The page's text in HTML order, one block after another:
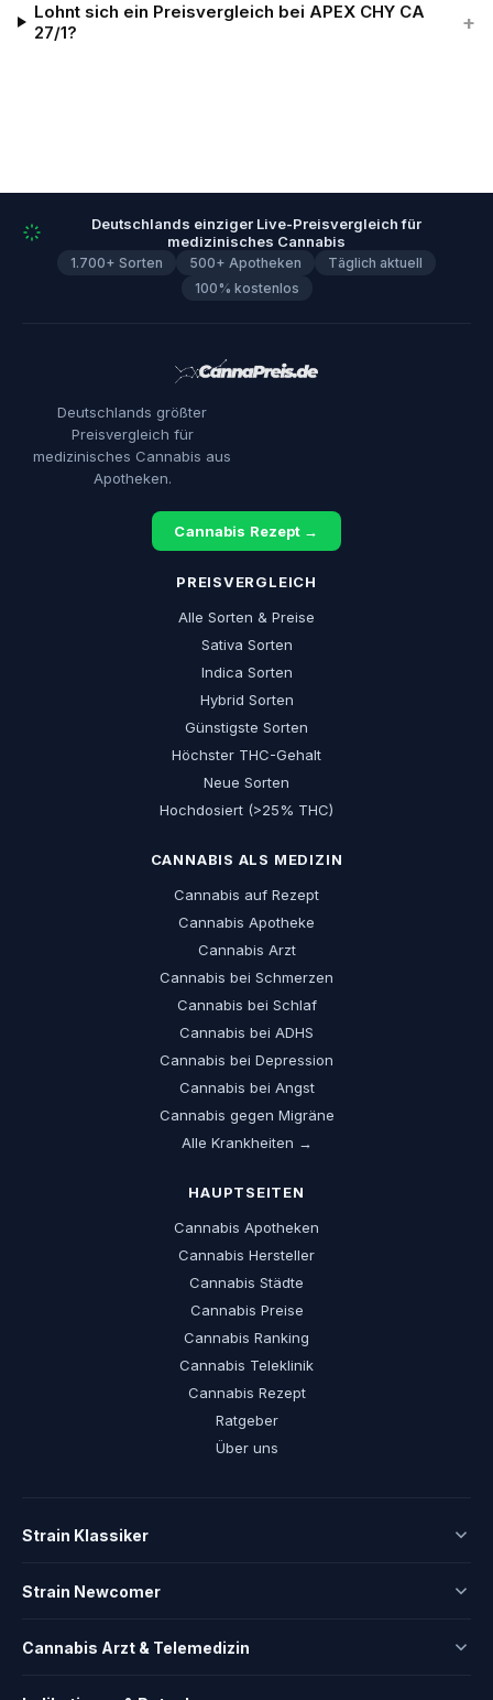
Lohnt sich ein Preisvergleich bei APEX CHY CA
27/1?
+
Deutschlands einziger Live-Preisvergleich für
medizinisches Cannabis
1.700+ Sorten 500+ Apotheken
Täglich aktuell
100% kostenlos
Deutschlands größter
Preisvergleich für
medizinisches Cannabis aus
Apotheken.
Cannabis Rezept →
PREISVERGLEICH
Alle Sorten & Preise
Sativa Sorten
Indica Sorten
Hybrid Sorten
Günstigste Sorten
Höchster THC-Gehalt
Neue Sorten
Hochdosiert (>25% THC)
CANNABIS ALS MEDIZIN
Cannabis auf Rezept
Cannabis Apotheke
Cannabis Arzt
Cannabis bei Schmerzen
Cannabis bei Schlaf
Cannabis bei ADHS
Cannabis bei Depression
Cannabis bei Angst
Cannabis gegen Migräne
Alle Krankheiten →
HAUPTSEITEN
Cannabis Apotheken
Cannabis Hersteller
Cannabis Städte
Cannabis Preise
Cannabis Ranking
Cannabis Teleklinik
Cannabis Rezept
Ratgeber
Über uns
Strain Klassiker
Strain Newcomer
Cannabis Arzt & Telemedizin